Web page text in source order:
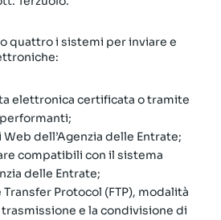
quattro i sistemi per inviare e
elettronica certificata o tramite
dell’Agenzia delle Entrate;
compatibili con il sistema
delle Entrate;
Protocol (FTP), modalità
e la condivisione di